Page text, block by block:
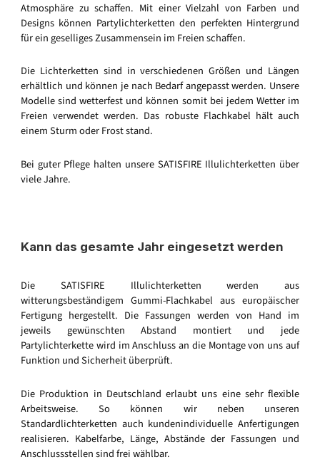
Atmosphäre zu schaffen. Mit einer Vielzahl von Farben und
Designs können Partylichterketten den perfekten Hintergrund
für ein geselliges Zusammensein im Freien schaffen.
Die Lichterketten sind in verschiedenen Größen und Längen
erhältlich und können je nach Bedarf angepasst werden. Unsere
Modelle sind wetterfest und können somit bei jedem Wetter im
Freien verwendet werden. Das robuste Flachkabel hält auch
einem Sturm oder Frost stand.
Bei guter Pflege halten unsere SATISFIRE Illulichterketten über
viele Jahre.
Kann das gesamte Jahr eingesetzt werden
Die SATISFIRE Illulichterketten werden aus
witterungsbeständigem Gummi-Flachkabel aus europäischer
Fertigung hergestellt. Die Fassungen werden von Hand im
jeweils gewünschten Abstand montiert und jede
Partylichterkette wird im Anschluss an die Montage von uns auf
Funktion und Sicherheit überprüft.
Die Produktion in Deutschland erlaubt uns eine sehr flexible
Arbeitsweise. So können wir neben unseren
Standardlichterketten auch kundenindividuelle Anfertigungen
realisieren. Kabelfarbe, Länge, Abstände der Fassungen und
Anschlussstellen sind frei wählbar.